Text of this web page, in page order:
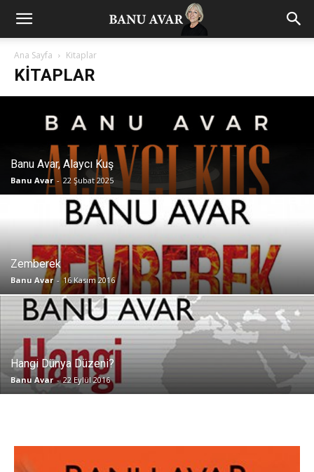
Ana Sayfa Kitaplar
KITAPLAR
Banu Avar, Alaycı Kuş
Banu Avar - 22 Şubat 2025
Zemberek
Banu Avar - 16 Kasım 2016
Hangi Dünya Düzeni?
Banu Avar - 22 Eylül 2016